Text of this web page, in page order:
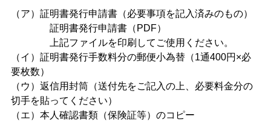
（ア）証明書発行申請書（必要事項を記入済みのもの）
証明書発行申請書（PDF）
上記ファイルを印刷してご使用ください。
（イ）証明書発行手数料分の郵便小為替（1通400円×必
要枚数）
（ウ）返信用封筒（送付先をご記入の上、必要料金分の
切手を貼ってください）
（エ）本人確認書類（保険証等）のコピー